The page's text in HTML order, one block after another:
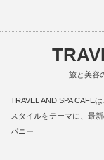
旅と美容
TRAVEL AND SPA CAFE
スタイルをテーマに、最
パニー